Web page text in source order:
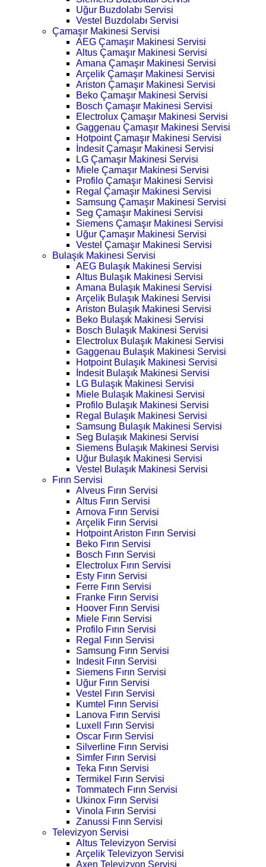
Uğur Buzdolabı Servisi
Vestel Buzdolabı Servisi
Çamaşır Makinesi Servisi
AEG Çamaşır Makinesi Servisi
Altus Çamaşır Makinesi Servisi
Amana Çamaşır Makinesi Servisi
Arçelik Çamaşır Makinesi Servisi
Ariston Çamaşır Makinesi Servisi
Beko Çamaşır Makinesi Servisi
Bosch Çamaşır Makinesi Servisi
Electrolux Çamaşır Makinesi Servisi
Gaggenau Çamaşır Makinesi Servisi
Hotpoint Çamaşır Makinesi Servisi
İndesit Çamaşır Makinesi Servisi
LG Çamaşır Makinesi Servisi
Miele Çamaşır Makinesi Servisi
Profilo Çamaşır Makinesi Servisi
Regal Çamaşır Makinesi Servisi
Samsung Çamaşır Makinesi Servisi
Seg Çamaşır Makinesi Servisi
Siemens Çamaşır Makinesi Servisi
Uğur Çamaşır Makinesi Servisi
Vestel Çamaşır Makinesi Servisi
Bulaşık Makinesi Servisi
AEG Bulaşık Makinesi Servisi
Altus Bulaşık Makinesi Servisi
Amana Bulaşık Makinesi Servisi
Arçelik Bulaşık Makinesi Servisi
Ariston Bulaşık Makinesi Servisi
Beko Bulaşık Makinesi Servisi
Bosch Bulaşık Makinesi Servisi
Electrolux Bulaşık Makinesi Servisi
Gaggenau Bulaşık Makinesi Servisi
Hotpoint Bulaşık Makinesi Servisi
İndesit Bulaşık Makinesi Servisi
LG Bulaşık Makinesi Servisi
Miele Bulaşık Makinesi Servisi
Profilo Bulaşık Makinesi Servisi
Regal Bulaşık Makinesi Servisi
Samsung Bulaşık Makinesi Servisi
Seg Bulaşık Makinesi Servisi
Siemens Bulaşık Makinesi Servisi
Uğur Bulaşık Makinesi Servisi
Vestel Bulaşık Makinesi Servisi
Fırın Servisi
Alveus Fırın Servisi
Altus Fırın Servisi
Arnova Fırın Servisi
Arçelik Fırın Servisi
Hotpoint Ariston Fırın Servisi
Beko Fırın Servisi
Bosch Fırın Servisi
Electrolux Fırın Servisi
Esty Fırın Servisi
Ferre Fırın Servisi
Franke Fırın Servisi
Hoover Fırın Servisi
Miele Fırın Servisi
Profilo Fırın Servisi
Regal Fırın Servisi
Samsung Fırın Servisi
Indesit Fırın Servisi
Siemens Fırın Servisi
Uğur Fırın Servisi
Vestel Fırın Servisi
Kumtel Fırın Servisi
Lanova Fırın Servisi
Luxell Fırın Servisi
Oscar Fırın Servisi
Silverline Fırın Servisi
Simfer Fırın Servisi
Teka Fırın Servisi
Termikel Fırın Servisi
Tommatech Fırın Servisi
Ukinox Fırın Servisi
Vinola Fırın Servisi
Zanussi Fırın Servisi
Televizyon Servisi
Altus Televizyon Servisi
Arçelik Televizyon Servisi
Axen Televizyon Servisi